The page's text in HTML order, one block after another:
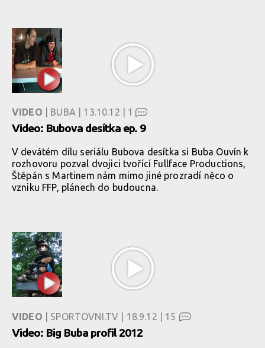
VIDEO | BUBA | 13.10.12 | 1
Video: Bubova desítka ep. 9
V devátém dílu seriálu Bubova desítka si Buba Ouvín k
rozhovoru pozval dvojici tvořící Fullface Productions,
Štěpán s Martinem nám mimo jiné prozradí něco o
vzniku FFP, plánech do budoucna.
VIDEO | SPORTOVNI.TV | 18.9.12 | 15
Video: Big Buba profil 2012